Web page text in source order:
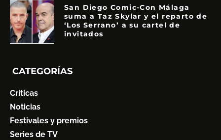
San Diego Comic-Con Málaga
suma a Taz Skylar y el reparto de
‘Los Serrano’ a su cartel de
invitados
CATEGORÍAS
Críticas
Noticias
Festivales y premios
Series de TV